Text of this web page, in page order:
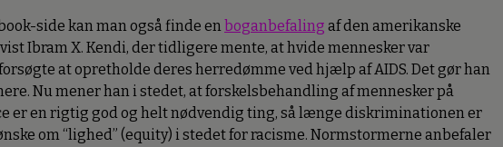
side kan man også finde enboganbefaling af den amerikanske
Ibram X. Kendi, der tidligere mente, at hvide mennesker var
at opretholde deres herredømme ved hjælp af AIDS. Det gør han
Nu mener han i stedet, at forskelsbehandling af mennesker på
er en rigtig god og helt nødvendig ting, så længe diskriminationen er
om “lighed” (equity) i stedet for racisme. Normstormerne anbefaler